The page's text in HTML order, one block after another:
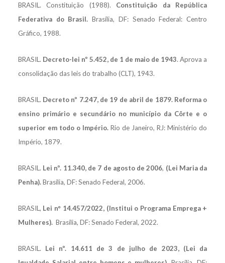
BRASIL. Constituição (1988). Constituição da República
Federativa do Brasil. Brasília, DF: Senado Federal: Centro
Gráfico, 1988.
BRASIL. Decreto-lei nº 5.452, de 1 de maio de 1943. Aprova a
consolidação das leis do trabalho (CLT), 1943.
BRASIL. Decreto nº 7.247, de 19 de abril de 1879. Reforma o
ensino primário e secundário no município da Côrte e o
superior em todo o Império.Rio de Janeiro, RJ: Ministério do
Império, 1879.
BRASIL. Lei nº. 11.340, de 7 de agosto de 2006, (Lei Maria da
Penha).Brasília, DF: Senado Federal, 2006.
BRASIL, Lei n° 14.457/2022, (Institui o Programa Emprega +
Mulheres). Brasília, DF: Senado Federal, 2022.
BRASIL. Lei nº. 14.611 de 3 de julho de 2023, (Lei da